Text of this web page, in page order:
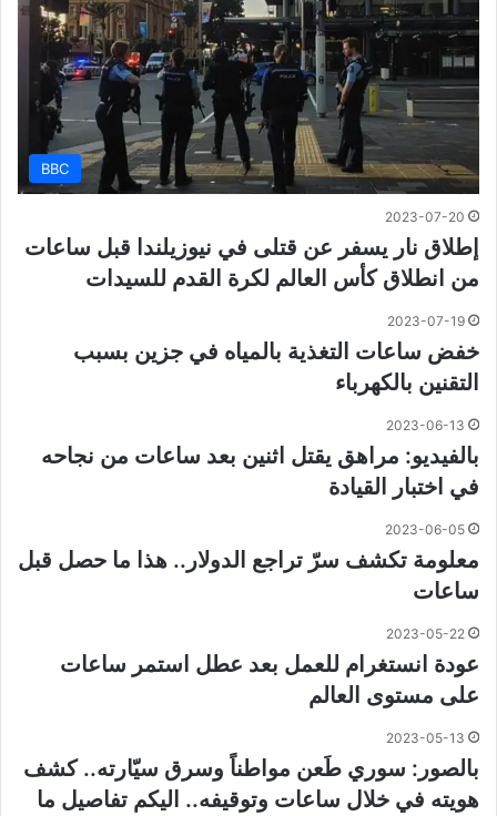
BBC
2023-07-20
إطلاق نار يسفر عن قتلى في نيوزيلندا قبل ساعات
من انطلاق كأس العالم لكرة القدم للسيدات
2023-07-19
خفض ساعات التغذية بالمياه في جزين بسبب
التقنين بالكهرباء
2023-06-13
بالفيديو: مراهق يقتل اثنين بعد ساعات من نجاحه
في اختبار القيادة
2023-06-05
معلومة تكشف سرّ تراجع الدولار.. هذا ما حصل قبل
ساعات
2023-05-22
عودة انستغرام للعمل بعد عطل استمر ساعات
على مستوى العالم
2023-05-13
بالصور: سوري طَعن مواطناً وسرق سيّارته.. كشف
هويته في خلال ساعات وتوقيفه.. اليكم تفاصيل ما